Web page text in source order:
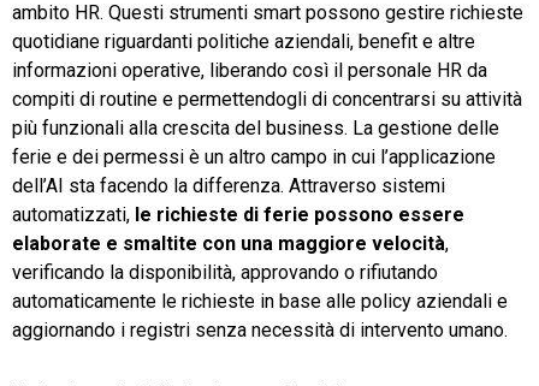
ambito HR. Questi strumenti smart possono gestire richieste
quotidiane riguardanti politiche aziendali, benefit e altre
informazioni operative, liberando così il personale HR da
compiti di routine e permettendogli di concentrarsi su attività
più funzionali alla crescita del business. La gestione delle
ferie e dei permessi è un altro campo in cui l’applicazione
dell’AI sta facendo la differenza. Attraverso sistemi
automatizzati, le richieste di ferie possono essere
elaborate e smaltite con una maggiore velocità,
verificando la disponibilità, approvando o rifiutando
automaticamente le richieste in base alle policy aziendali e
aggiornando i registri senza necessità di intervento umano.